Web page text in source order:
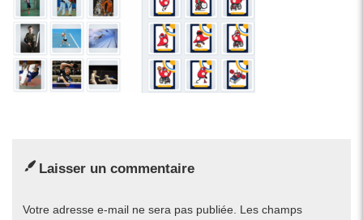
Laisser un commentaire
Votre adresse e-mail ne sera pas publiée. Les champs